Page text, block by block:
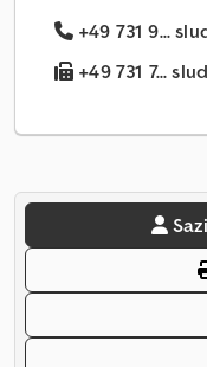
+49 731 9...
+49 731 7...